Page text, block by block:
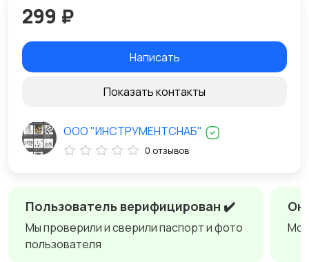
Пользователь верифицирован ✔️
Мы проверили и сверили паспорт и фото
пользователя
299 ₽
Написать
Показать контакты
ООО "ИНСТРУМЕНТСНАБ"
0 отзывов